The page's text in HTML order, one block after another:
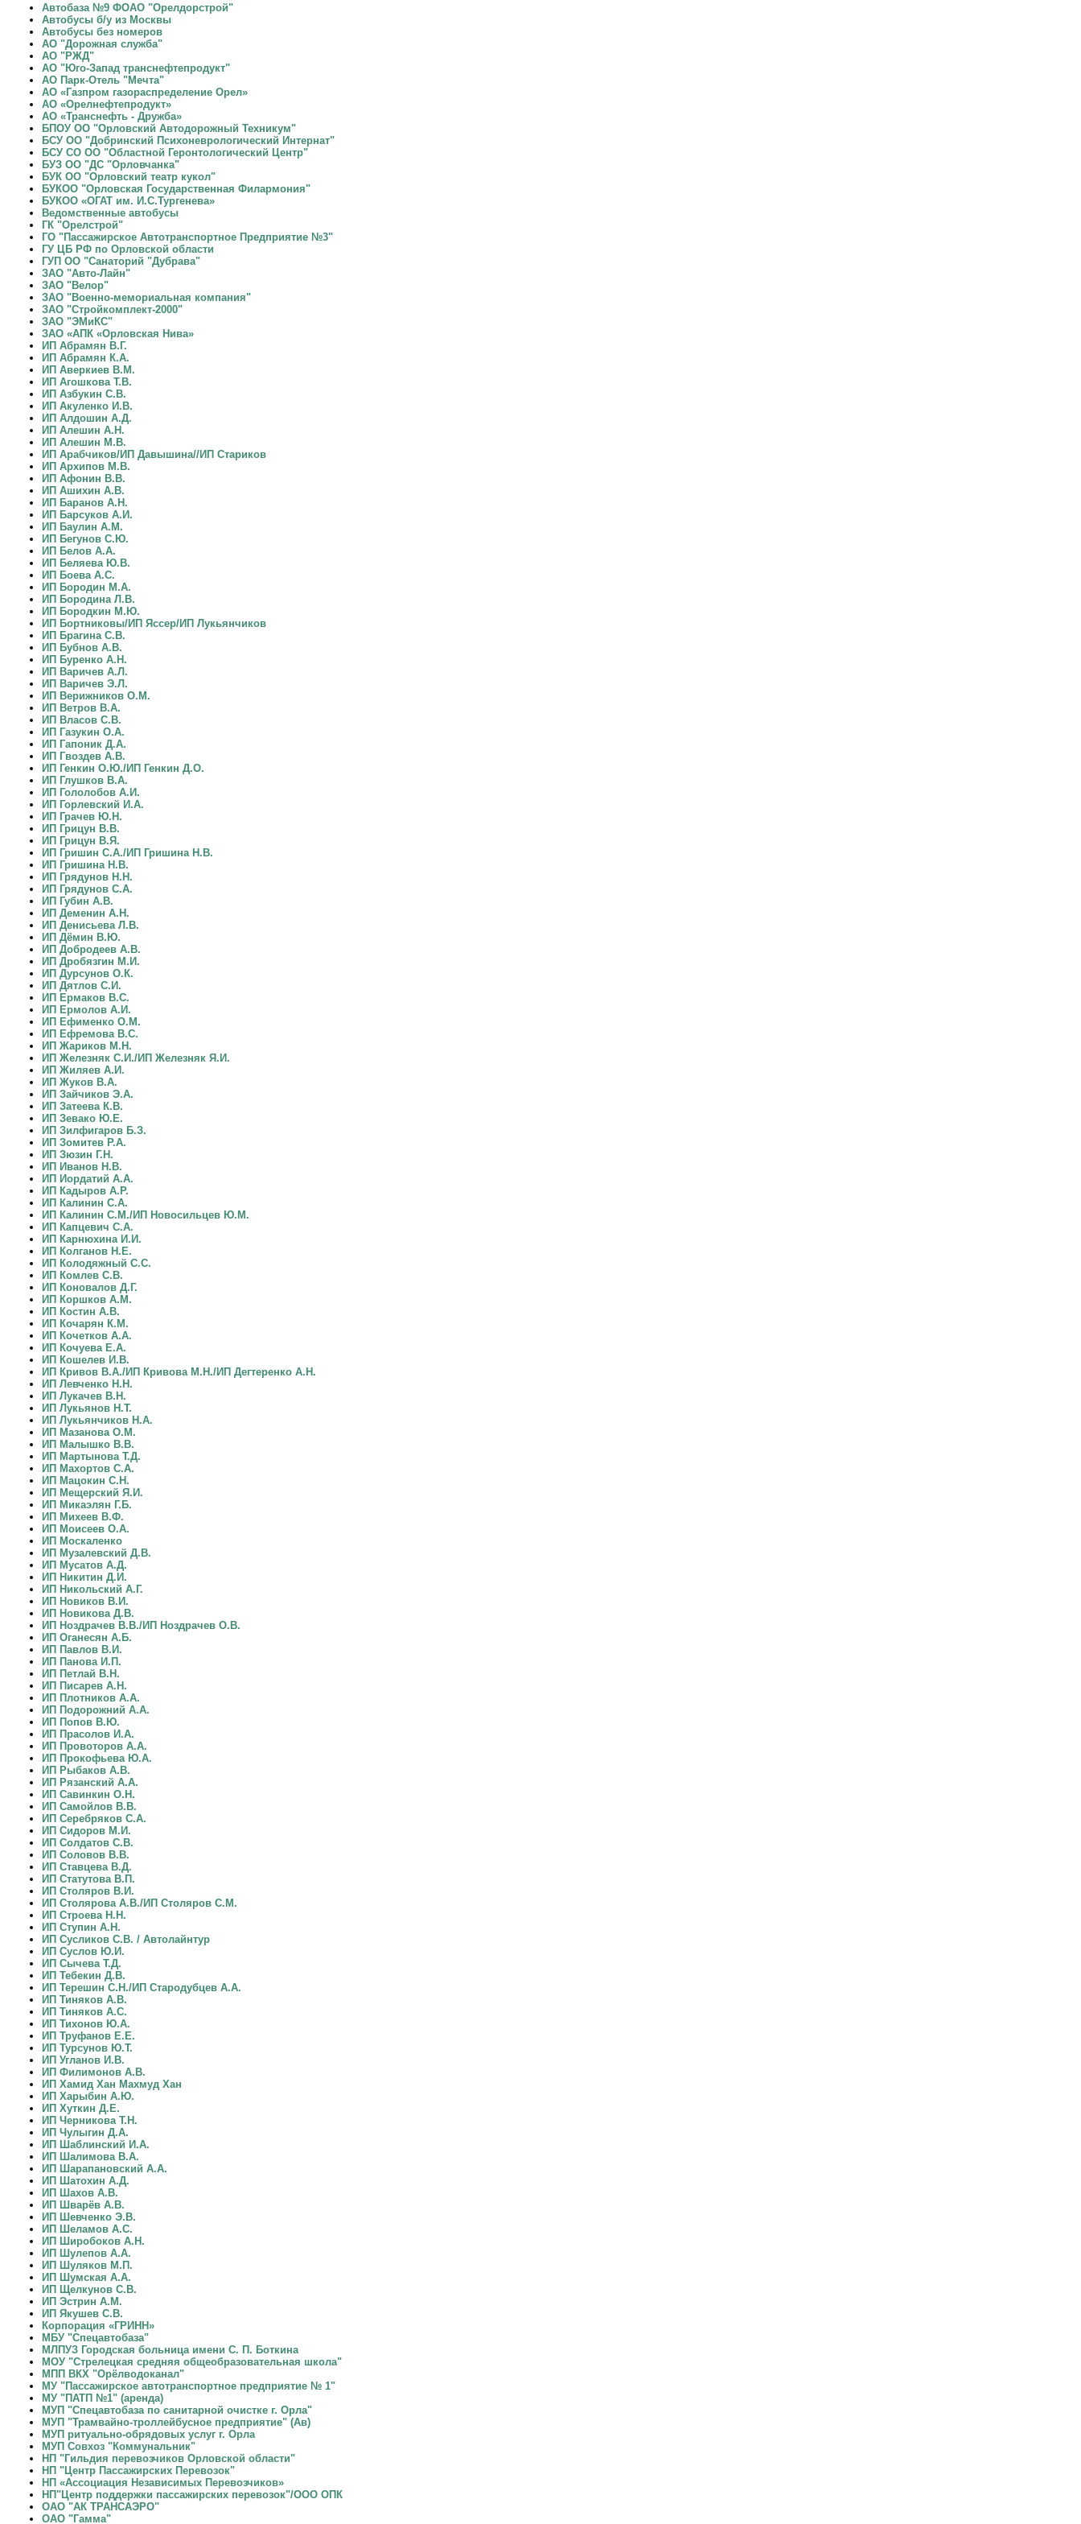
Автобаза №9 ФОАО "Орелдорстрой"
Автобусы б/у из Москвы
Автобусы без номеров
АО "Дорожная служба"
АО "РЖД"
АО "Юго-Запад транснефтепродукт"
АО Парк-Отель "Мечта"
АО «Газпром газораспределение Орел»
АО «Орелнефтепродукт»
АО «Транснефть - Дружба»
БПОУ ОО "Орловский Автодорожный Техникум"
БСУ ОО "Добринский Психоневрологический Интернат"
БСУ СО ОО "Областной Геронтологический Центр"
БУЗ ОО "ДС "Орловчанка"
БУК ОО "Орловский театр кукол"
БУКОО "Орловская Государственная Филармония"
БУКОО «ОГАТ им. И.С.Тургенева»
Ведомственные автобусы
ГК "Орелстрой"
ГО "Пассажирское Автотранспортное Предприятие №3"
ГУ ЦБ РФ по Орловской области
ГУП ОО "Санаторий "Дубрава"
ЗАО "Авто-Лайн"
ЗАО "Велор"
ЗАО "Военно-мемориальная компания"
ЗАО "Стройкомплект-2000"
ЗАО "ЭМиКС"
ЗАО «АПК «Орловская Нива»
ИП Абрамян В.Г.
ИП Абрамян К.А.
ИП Аверкиев В.М.
ИП Агошкова Т.В.
ИП Азбукин С.В.
ИП Акуленко И.В.
ИП Алдошин А.Д.
ИП Алешин А.Н.
ИП Алешин М.В.
ИП Арабчиков/ИП Давышина//ИП Стариков
ИП Архипов М.В.
ИП Афонин В.В.
ИП Ашихин А.В.
ИП Баранов А.Н.
ИП Барсуков А.И.
ИП Баулин А.М.
ИП Бегунов С.Ю.
ИП Белов А.А.
ИП Беляева Ю.В.
ИП Боева А.С.
ИП Бородин М.А.
ИП Бородина Л.В.
ИП Бородкин М.Ю.
ИП Бортниковы/ИП Яссер/ИП Лукьянчиков
ИП Брагина С.В.
ИП Бубнов А.В.
ИП Буренко А.Н.
ИП Варичев А.Л.
ИП Варичев Э.Л.
ИП Верижников О.М.
ИП Ветров В.А.
ИП Власов С.В.
ИП Газукин О.А.
ИП Гапоник Д.А.
ИП Гвоздев А.В.
ИП Генкин О.Ю./ИП Генкин Д.О.
ИП Глушков В.А.
ИП Гололобов А.И.
ИП Горлевский И.А.
ИП Грачев Ю.Н.
ИП Грицун В.В.
ИП Грицун В.Я.
ИП Гришин С.А./ИП Гришина Н.В.
ИП Гришина Н.В.
ИП Грядунов Н.Н.
ИП Грядунов С.А.
ИП Губин А.В.
ИП Деменин А.Н.
ИП Денисьева Л.В.
ИП Дёмин В.Ю.
ИП Добродеев А.В.
ИП Дробязгин М.И.
ИП Дурсунов О.К.
ИП Дятлов С.И.
ИП Ермаков В.С.
ИП Ермолов А.И.
ИП Ефименко О.М.
ИП Ефремова В.С.
ИП Жариков М.Н.
ИП Железняк С.И./ИП Железняк Я.И.
ИП Жиляев А.И.
ИП Жуков В.А.
ИП Зайчиков Э.А.
ИП Затеева К.В.
ИП Зевако Ю.Е.
ИП Зилфигаров Б.З.
ИП Зомитев Р.А.
ИП Зюзин Г.Н.
ИП Иванов Н.В.
ИП Иордатий А.А.
ИП Кадыров А.Р.
ИП Калинин С.А.
ИП Калинин С.М./ИП Новосильцев Ю.М.
ИП Капцевич С.А.
ИП Карнюхина И.И.
ИП Колганов Н.Е.
ИП Колодяжный С.С.
ИП Комлев С.В.
ИП Коновалов Д.Г.
ИП Коршков А.М.
ИП Костин А.В.
ИП Кочарян К.М.
ИП Кочетков А.А.
ИП Кочуева Е.А.
ИП Кошелев И.В.
ИП Кривов В.А./ИП Кривова М.Н./ИП Дегтеренко А.Н.
ИП Левченко Н.Н.
ИП Лукачев В.Н.
ИП Лукьянов Н.Т.
ИП Лукьянчиков Н.А.
ИП Мазанова О.М.
ИП Малышко В.В.
ИП Мартынова Т.Д.
ИП Махортов С.А.
ИП Мацокин С.Н.
ИП Мещерский Я.И.
ИП Микаэлян Г.Б.
ИП Михеев В.Ф.
ИП Моисеев О.А.
ИП Москаленко
ИП Музалевский Д.В.
ИП Мусатов А.Д.
ИП Никитин Д.И.
ИП Никольский А.Г.
ИП Новиков В.И.
ИП Новикова Д.В.
ИП Ноздрачев В.В./ИП Ноздрачев О.В.
ИП Оганесян А.Б.
ИП Павлов В.И.
ИП Панова И.П.
ИП Петлай В.Н.
ИП Писарев А.Н.
ИП Плотников А.А.
ИП Подорожний А.А.
ИП Попов В.Ю.
ИП Прасолов И.А.
ИП Провоторов А.А.
ИП Прокофьева Ю.А.
ИП Рыбаков А.В.
ИП Рязанский А.А.
ИП Савинкин О.Н.
ИП Самойлов В.В.
ИП Серебряков С.А.
ИП Сидоров М.И.
ИП Солдатов С.В.
ИП Соловов В.В.
ИП Ставцева В.Д.
ИП Статутова В.П.
ИП Столяров В.И.
ИП Столярова А.В./ИП Столяров С.М.
ИП Строева Н.Н.
ИП Ступин А.Н.
ИП Сусликов С.В. / Автолайнтур
ИП Суслов Ю.И.
ИП Сычева Т.Д.
ИП Тебекин Д.В.
ИП Терешин С.Н./ИП Стародубцев А.А.
ИП Тиняков А.В.
ИП Тиняков А.С.
ИП Тихонов Ю.А.
ИП Труфанов Е.Е.
ИП Турсунов Ю.Т.
ИП Угланов И.В.
ИП Филимонов А.В.
ИП Хамид Хан Махмуд Хан
ИП Харыбин А.Ю.
ИП Хуткин Д.Е.
ИП Черникова Т.Н.
ИП Чулыгин Д.А.
ИП Шаблинский И.А.
ИП Шалимова В.А.
ИП Шарапановский А.А.
ИП Шатохин А.Д.
ИП Шахов А.В.
ИП Шварёв А.В.
ИП Шевченко Э.В.
ИП Шеламов А.С.
ИП Широбоков А.Н.
ИП Шулепов А.А.
ИП Шуляков М.П.
ИП Шумская А.А.
ИП Щелкунов С.В.
ИП Эстрин А.М.
ИП Якушев С.В.
Корпорация «ГРИНН»
МБУ "Спецавтобаза"
МЛПУЗ Городская больница имени С. П. Боткина
МОУ "Стрелецкая средняя общеобразовательная школа"
МПП ВКХ "Орёлводоканал"
МУ "Пассажирское автотранспортное предприятие № 1"
МУ "ПАТП №1" (аренда)
МУП "Спецавтобаза по санитарной очистке г. Орла"
МУП "Трамвайно-троллейбусное предприятие" (Ав)
МУП ритуально-обрядовых услуг г. Орла
МУП Совхоз "Коммунальник"
НП "Гильдия перевозчиков Орловской области"
НП "Центр Пассажирских Перевозок"
НП «Ассоциация Независимых Перевозчиков»
НП"Центр поддержки пассажирских перевозок"/ООО ОПК
ОАО "АК ТРАНСАЭРО"
ОАО "Гамма"